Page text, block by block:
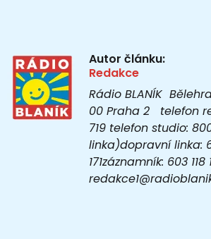
Autor článku:
Redakce
Rádio BLANÍK
00 Praha 2 telefon
719 telefon studio:
linka)dopravní linka:
171záznamník: 603